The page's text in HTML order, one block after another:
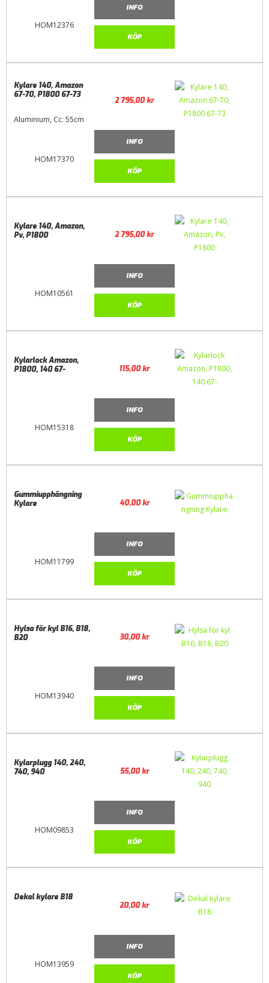
HOM12376
INFO
KÖP
HOM17370
Kylare 140, Amazon
67-70, P1800 67-73
Aluminium, Cc: 55cm
2 795,00kr
INFO
KÖP
HOM10561
Kylare 140, Amazon,
Pv, P1800
2 795,00kr
INFO
KÖP
HOM15318
Kylarlock Amazon,
P1800, 140 67-
115,00kr
INFO
KÖP
HOM11799
Gummiupphängning
Kylare
40,00kr
INFO
KÖP
HOM13940
Hylsa för kyl B16, B18,
B20
30,00kr
INFO
KÖP
HOM09853
Kylarplugg 140, 240,
740, 940
55,00kr
INFO
KÖP
HOM13959
Dekal kylare B18
20,00kr
INFO
KÖP